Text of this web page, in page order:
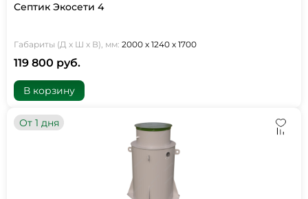
Септик Экосети 4
Габариты (Д х Ш х В), мм: 2000 х 1240 х 1700
119 800 руб.
В корзину
От 1 дня